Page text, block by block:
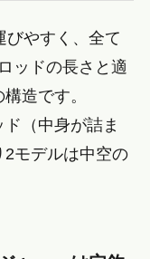
びやすく、全て
ッドの長さと適
造です。
（中身が詰ま
2モデルは中空の